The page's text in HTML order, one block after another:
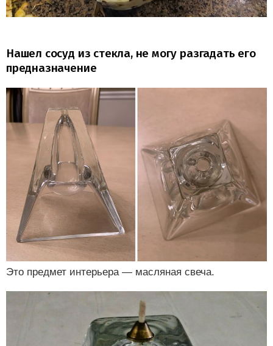
Нашел сосуд из стекла, не могу разгадать его
предназначение
Это предмет интерьера — масляная свеча.